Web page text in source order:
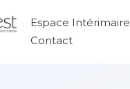
Espace Intérimaire
Contact